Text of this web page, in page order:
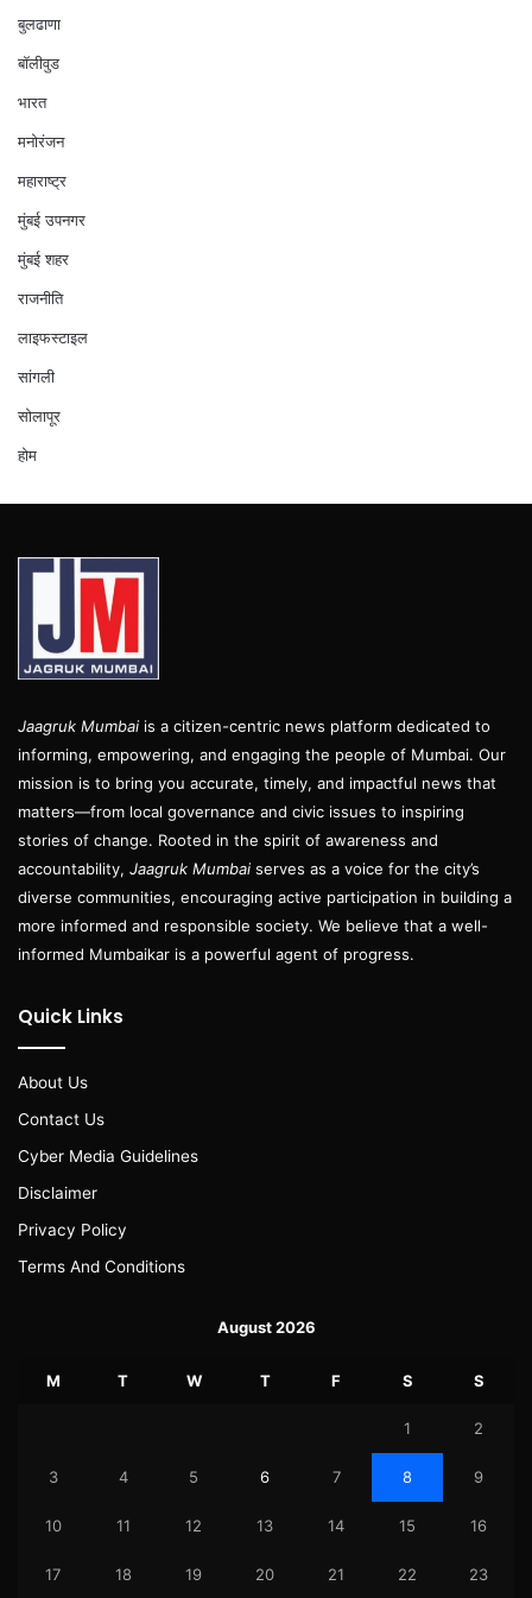
बुलढाणा
बॉलीवुड
भारत
मनोरंजन
महाराष्ट्र
मुंबई उपनगर
मुंबई शहर
राजनीति
लाइफस्टाइल
सांगली
सोलापूर
होम
Jaagruk Mumbai is a citizen-centric news platform dedicated to
informing, empowering, and engaging the people of Mumbai. Our
mission is to bring you accurate, timely, and impactful news that
matters—from local governance and civic issues to inspiring
stories of change. Rooted in the spirit of awareness and
accountability, Jaagruk Mumbai serves as a voice for the city’s
diverse communities, encouraging active participation in building a
more informed and responsible society. We believe that a well-
informed Mumbaikar is a powerful agent of progress.
Quick Links
About Us
Contact Us
Cyber Media Guidelines
Disclaimer
Privacy Policy
Terms And Conditions
August 2026
M T W T F S S
1 2
3 4 5 6 7 8 9
10 11 12 13 14 15 16
17 18 19 20 21 22 23